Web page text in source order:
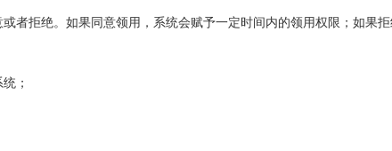
拒绝。如果同意领用，系统会赋予一定时间内的领用权限；如果拒
；